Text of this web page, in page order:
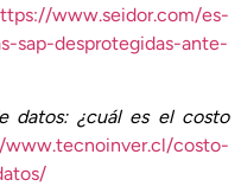
www.seidor.com/es-
sap-desprotegidas-ante-
datos: ¿cuál es el costo
costo-